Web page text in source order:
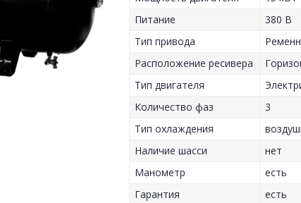
Питание
380 В
Тип привода
Расположение ресивера
Тип двигателя
Количество фаз
3
Тип охлаждения
Наличие шасси
нет
Манометр
есть
Гарантия
есть